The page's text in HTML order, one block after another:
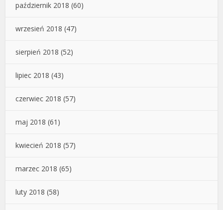
październik 2018 (60)
wrzesień 2018 (47)
sierpień 2018 (52)
lipiec 2018 (43)
czerwiec 2018 (57)
maj 2018 (61)
kwiecień 2018 (57)
marzec 2018 (65)
luty 2018 (58)